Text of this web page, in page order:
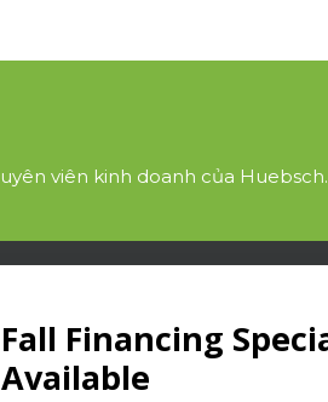
viên kinh doanh của Huebsch.
PHẨM
Giặt sấy thương mại